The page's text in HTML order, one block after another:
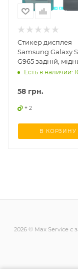
Стикер дисплея
Samsung Galaxy
G965 задній,
Есть в наличии:
58 грн.
+ 2
В КОРЗИНУ
2026 © Max Service є